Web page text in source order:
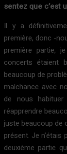
sentez que c’est
Il y a
première, donc -
première partie,
concerts étaient
beaucoup de
malchance avec
de nous
réapprendre
juste beaucoup de
présent. Je n’étais
deuxième partie